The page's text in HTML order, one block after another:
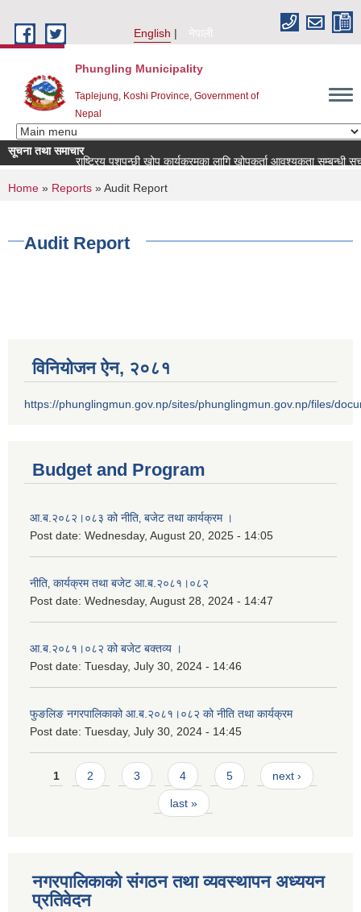
English
नेपाली
Phungling Municipality
Taplejung, Koshi Province, Government of
Nepal
सूचना तथा समाचार
राष्ट्रिय पशुपन्छी खोप कार्यक्रमका लागि खोपकर्ता आवश्यकता सम्बन्धी सूचना!
You are here
Home » Reports » Audit Report
Audit Report
विनियोजन ऐन‚ २०८१
https://phunglingmun.gov.np/sites/phunglingmun.gov.np/files/
Budget and Program
आ.ब.२०८२।०८३ को नीति‚ बजेट तथा कार्यक्रम ।
Post date: Wednesday, August 20, 2025 - 14:05
नीति‚ कार्यक्रम तथा बजेट आ.ब.२०८१।०८२
Post date: Wednesday, August 28, 2024 - 14:47
आ.ब.२०८१।०८२ को बजेट बक्तव्य ।
Post date: Tuesday, July 30, 2024 - 14:46
फुङलिङ नगरपालिकाको आ.ब.२०८१।०८२ को नीति तथा कार्यक्रम
Post date: Tuesday, July 30, 2024 - 14:45
Pages
1 2 3 4 5 next ›
last »
नगरपालिकाको संगठन तथा व्यवस्थापन अध्ययन
प्रतिवेदन